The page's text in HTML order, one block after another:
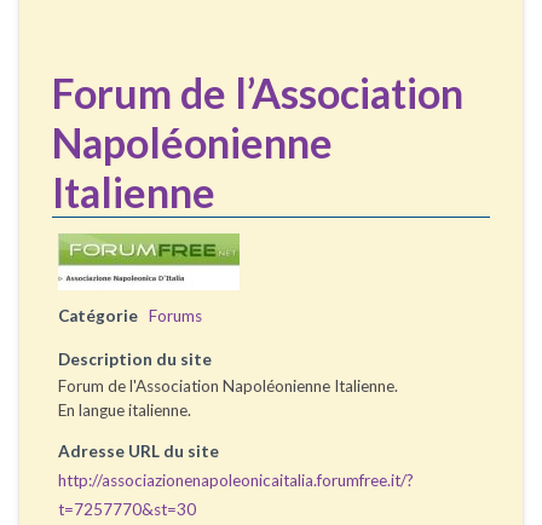
Forum de l’Association
Napoléonienne
Italienne
Catégorie Forums
Description du site
Forum de l'Association Napoléonienne Italienne.
En langue italienne.
Adresse URL du site
http://associazionenapoleonicaitalia.forumfree.it/?
t=7257770&st=30